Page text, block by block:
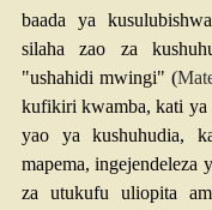
baada ya
silaha zao za
"ushahidi mwingi" (
kufikiri kwamba, kati ya
yao ya kushuhudia,
mapema, ingejendeleza
za utukufu uliopita